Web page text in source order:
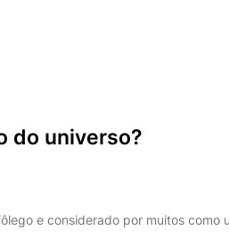
do universo?
e considerado por muitos como